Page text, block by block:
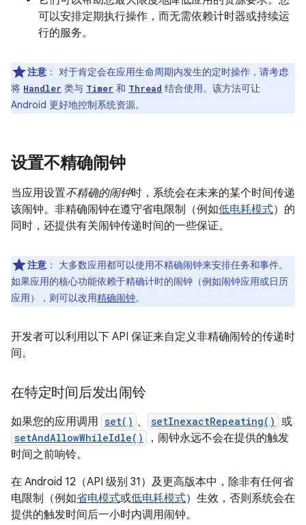
可以安排定期执行操作，而无需依赖计时器或持续运
行的服务。
注意 ： 对于肯定会在应用生命周期内发生的定时操作，请考虑
将 Handler 类与 Timer 和 Thread 结合使用。 该方法可让
Android 更好地控制系统资源。
设置不精确闹钟
当应用设置不精确的闹钟时，系统会在未来的某个时间传递
该闹钟。非精确闹钟在遵守省电限制（例如低电耗模式）的
同时，还提供有关闹钟传递时间的一些保证。
注意 ：
大多数应用都可以使用不精确闹钟来安排任务和事件。
如果应用的核心功能依赖于精确计时的闹钟（例如闹钟应用或日历
应用），则可以改用精确闹钟。
开发者可以利用以下 API 保证来自定义非精确闹铃的传递时
间。
在特定时间后发出闹铃
如果您的应用调用 set() 、 setInexactRepeating() 或
setAndAllowWhileIdle()
，闹钟永远不会在提供的触发
时间之前响铃。
在 Android 12（API 级别 31）及更高版本中，除非有任何省
电限制（例如省电模式或低电耗模式）生效，否则系统会在
提供的触发时间后一小时内调用闹钟。